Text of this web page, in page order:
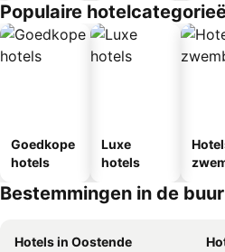
Populaire
Goedkope
hotels
Luxe
hotels
Bestemmingen in de
Hotels in Oostende